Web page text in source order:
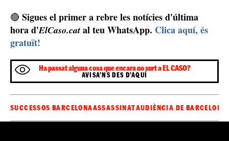
🔴 Sigues el primer a rebre les notícies d'última
hora d'ElCaso.cat al teu WhatsApp. Clica aquí, és
gratuït!
Ha passat alguna cosa que encara no surt a EL CASO?
AVISA'NS DES D'AQUÍ
SUCCESSOS BARCELONAASSASSINATAUDIÈNCIA DE BARCELONA